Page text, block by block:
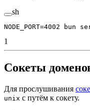
sh
NODE_PORT=4002 bun
1
Сокеты
Для прослушивания
unix с путём к сокету.